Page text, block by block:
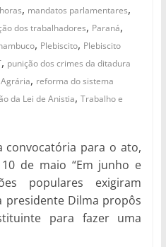
, mandatos parlamentares,
dos trabalhadores, Paraná,
, Plebiscito, Plebiscito
, punição dos crimes da ditadura
, reforma do sistema
da Lei de Anistia, Trabalho e
convocatória para o ato,
de maio “Em junho e
populares exigiram
presidente Dilma propôs
para fazer uma